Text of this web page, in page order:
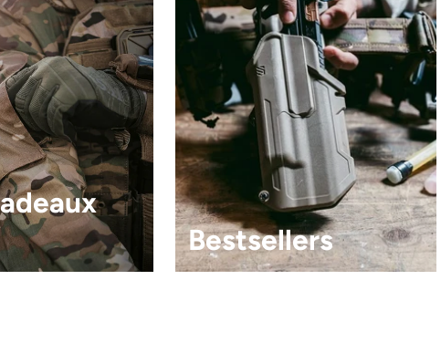
Patchs Drapeaux
Voir toutes les
idées
Bestsellers